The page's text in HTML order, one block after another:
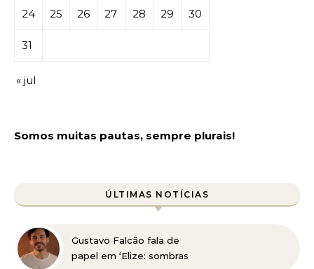
24 25 26 27 28 29 30
31
« jul
Somos muitas pautas, sempre plurais!
ÚLTIMAS NOTÍCIAS
Gustavo Falcão fala de
papel em ‘Elize: sombras